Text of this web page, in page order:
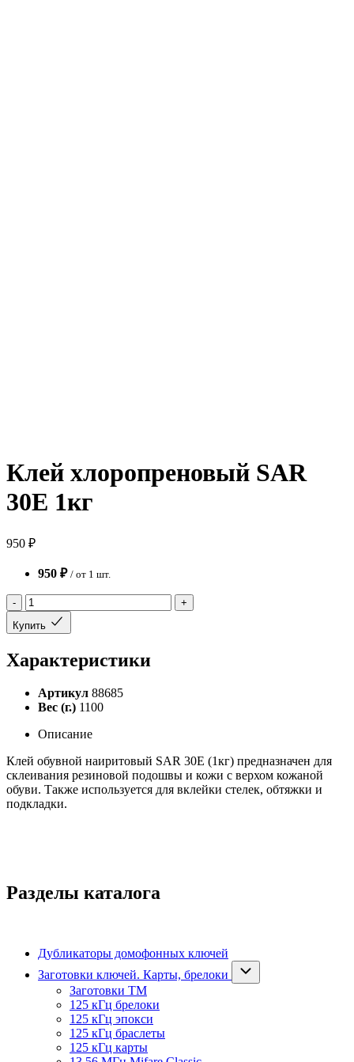
Клей хлоропреновый SAR
30E 1кг
950 ₽
950 ₽ / от 1 шт.
-
+
Купить
Характеристики
Артикул 88685
Вес (г.) 1100
Описание
Клей обувной наиритовый SAR 30E (1кг) предназначен для
склеивания резиновой подошвы и кожи с верхом кожаной
обуви. Также используется для вклейки стелек, обтяжки и
подкладки.
Разделы каталога
Дубликаторы домофонных ключей
Заготовки ключей. Карты, брелоки
Заготовки ТМ
125 кГц брелоки
125 кГц эпокси
125 кГц браслеты
125 кГц карты